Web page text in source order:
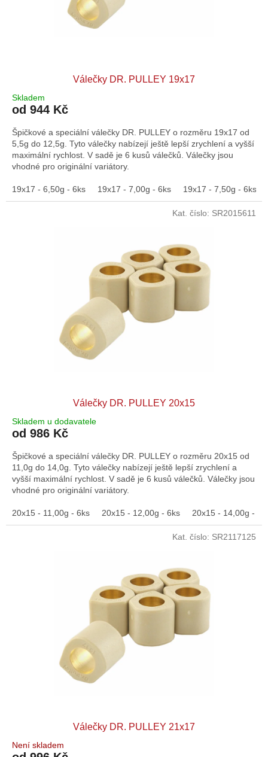
Válečky DR. PULLEY 19x17
Skladem
od 944 Kč
Špičkové a speciální válečky DR. PULLEY o rozměru 19x17 od
5,5g do 12,5g. Tyto válečky nabízejí ještě lepší zrychlení a vyšší
maximální rychlost. V sadě je 6 kusů válečků. Válečky jsou
vhodné pro originální variátory.
19x17 - 6,50g - 6ks 19x17 - 7,00g - 6ks 19x17 - 7,50g - 6ks
Válečky DR. PULLEY 20x15
Skladem u dodavatele
od 986 Kč
Špičkové a speciální válečky DR. PULLEY o rozměru 20x15 od
11,0g do 14,0g. Tyto válečky nabízejí ještě lepší zrychlení a
vyšší maximální rychlost. V sadě je 6 kusů válečků. Válečky jsou
vhodné pro originální variátory.
20x15 - 11,00g - 6ks 20x15 - 12,00g - 6ks 20x15 - 14,00g -
Kat. číslo: SR2015611
Válečky DR. PULLEY 21x17
Není skladem
Kat. číslo: SR2117125